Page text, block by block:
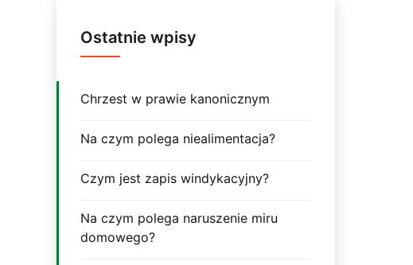
Ostatnie wpisy
Chrzest w prawie kanonicznym
Na czym polega niealimentacja?
Czym jest zapis windykacyjny?
Na czym polega naruszenie miru
domowego?